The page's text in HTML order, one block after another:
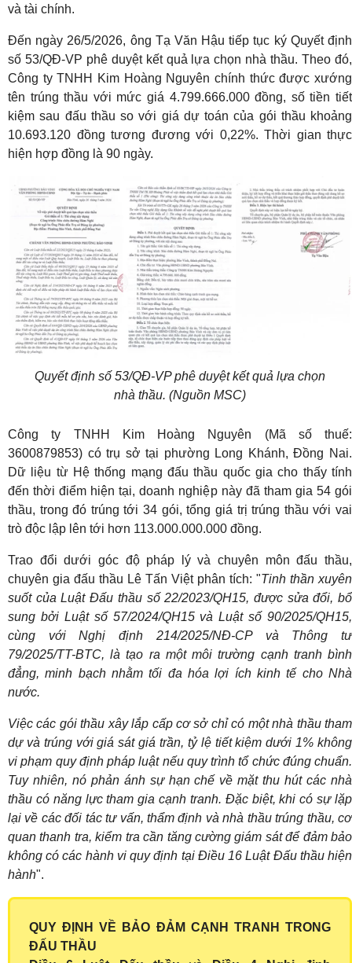
và tài chính.
Đến ngày 26/5/2026, ông Tạ Văn Hậu tiếp tục ký Quyết định
số 53/QĐ-VP phê duyệt kết quả lựa chọn nhà thầu. Theo đó,
Công ty TNHH Kim Hoàng Nguyên chính thức được xướng
tên trúng thầu với mức giá 4.799.666.000 đồng, số tiền tiết
kiệm sau đấu thầu so với giá dự toán của gói thầu khoảng
10.693.120 đồng tương đương với 0,22%. Thời gian thực
hiện hợp đồng là 90 ngày.
Quyết định số 53/QĐ-VP phê duyệt kết quả lựa chọn
nhà thầu. (Nguồn MSC)
Công ty TNHH Kim Hoàng Nguyên (Mã số thuế:
3600879853) có trụ sở tại phường Long Khánh, Đồng Nai.
Dữ liệu từ Hệ thống mạng đấu thầu quốc gia cho thấy tính
đến thời điểm hiện tại, doanh nghiệp này đã tham gia 54 gói
thầu, trong đó trúng tới 34 gói, tổng giá trị trúng thầu với vai
trò độc lập lên tới hơn 113.000.000.000 đồng.
Trao đổi dưới góc độ pháp lý và chuyên môn đấu thầu,
chuyên gia đấu thầu Lê Tấn Việt phân tích: "Tinh thần xuyên
suốt của Luật Đấu thầu số 22/2023/QH15, được sửa đổi, bổ
sung bởi Luật số 57/2024/QH15 và Luật số 90/2025/QH15,
cùng với Nghị định 214/2025/NĐ-CP và Thông tư
79/2025/TT-BTC, là tạo ra một môi trường cạnh tranh bình
đẳng, minh bạch nhằm tối đa hóa lợi ích kinh tế cho Nhà
nước.
Việc các gói thầu xây lắp cấp cơ sở chỉ có một nhà thầu tham
dự và trúng với giá sát giá trần, tỷ lệ tiết kiệm dưới 1% không
vi phạm quy định pháp luật nếu quy trình tổ chức đúng chuẩn.
Tuy nhiên, nó phản ánh sự hạn chế về mặt thu hút các nhà
thầu có năng lực tham gia cạnh tranh. Đặc biệt, khi có sự lặp
lại về các đối tác tư vấn, thẩm định và nhà thầu trúng thầu, cơ
quan thanh tra, kiểm tra cần tăng cường giám sát để đảm bảo
không có các hành vi quy định tại Điều 16 Luật Đấu thầu hiện
hành".
QUY ĐỊNH VỀ BẢO ĐẢM CẠNH TRANH TRONG
ĐẤU THẦU